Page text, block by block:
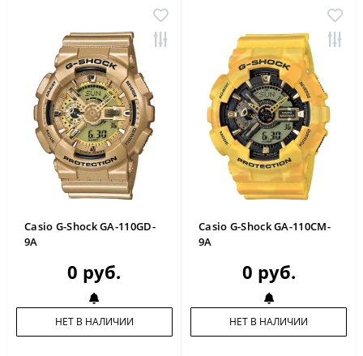
Casio G-Shock GA-110GD-
9A
0 руб.
НЕТ В НАЛИЧИИ
Casio G-Shock GA-110CM-
9A
0 руб.
НЕТ В НАЛИЧИИ